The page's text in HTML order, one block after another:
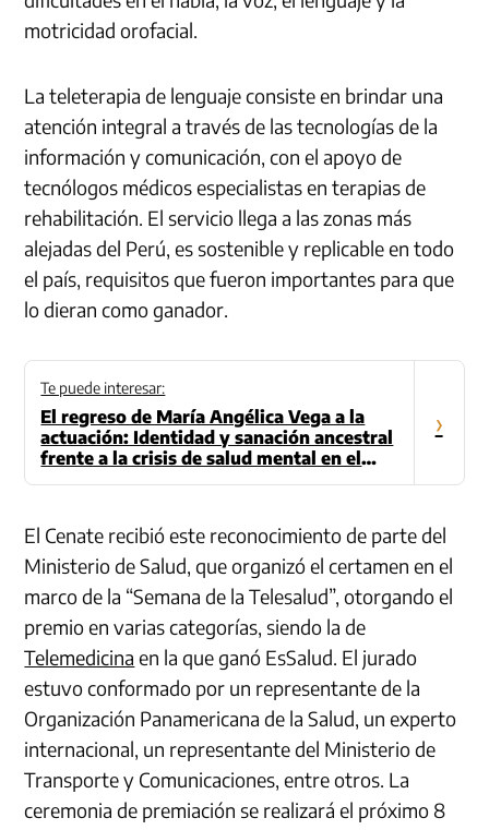
motricidad orofacial.
La teleterapia de lenguaje consiste en brindar una
atención integral a través de las tecnologías de la
información y comunicación, con el apoyo de
tecnólogos médicos especialistas en terapias de
rehabilitación. El servicio llega a las zonas más
alejadas del Perú, es sostenible y replicable en todo
el país, requisitos que fueron importantes para que
lo dieran como ganador.
Te puede interesar:
El regreso de María Angélica Vega a la
actuación: Identidad y sanación ancestral
frente a la crisis de salud mental en el
›
El Cenate recibió este reconocimiento de parte del
Ministerio de Salud, que organizó el certamen en el
marco de la “Semana de la Telesalud”, otorgando el
premio en varias categorías, siendo la de
Telemedicina en la que ganó EsSalud. El jurado
estuvo conformado por un representante de la
Organización Panamericana de la Salud, un experto
internacional, un representante del Ministerio de
Transporte y Comunicaciones, entre otros. La
ceremonia de premiación se realizará el próximo 8